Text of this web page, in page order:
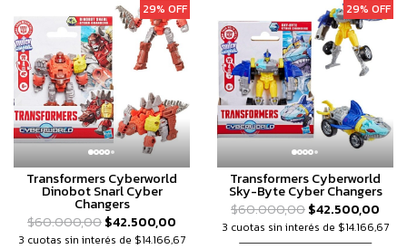
29% OFF
Transformers Cyberworld
Dinobot Snarl Cyber
Changers
$60.000,00$42.500,00
3 cuotas sin interés de $14.166,67
29% OFF
Transformers Cyberworld
Sky-Byte Cyber Changers
$60.000,00$42.500,00
3 cuotas sin interés de $14.166,67